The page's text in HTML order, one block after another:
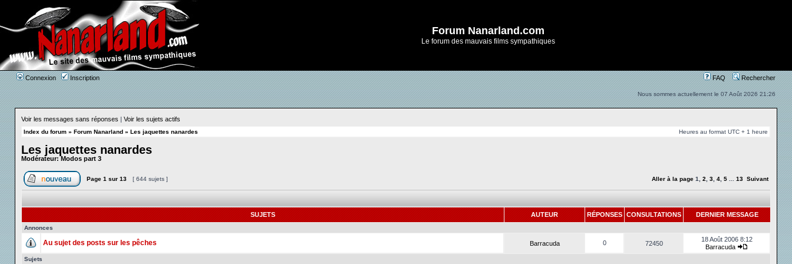
Forum Nanarland.com
Le forum des mauvais films sympathiques
Connexion Inscription FAQ Rechercher
Nous sommes actuellement le 07 Août 2026 21:26
Voir les messages sans réponses | Voir les sujets actifs
Index du forum » Forum Nanarland » Les jaquettes nanardes Heures au format UTC + 1 heure
Les jaquettes nanardes
Modérateur:Modos part 3
Page 1 sur 13 [ 644 sujets ] Aller à la page 1 2 3 4 5 13 Suivant
SUJETS AUTEUR RÉPONSESCONSULTATIONS DERNIER MESSAGE
Annonces
Au sujet des posts sur les pêches Barracuda 0 72450
18 Août 2006 8:12
Barracuda
Sujets